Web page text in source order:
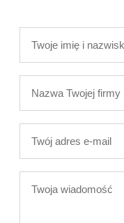
nazwisko
mail
wiadomość